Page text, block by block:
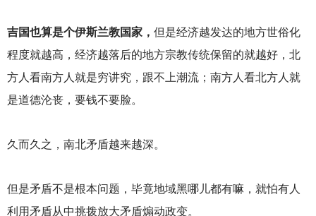
吉国也算是个伊斯兰教国家， 但是经济越发达的地方世俗化
程度就越高，经济越落后的地方宗教传统保留的就越好，北
方人看南方人就是穷讲究，跟不上潮流；南方人看北方人就
是道德沦丧，要钱不要脸。
久而久之，南北矛盾越来越深。
但是矛盾不是根本问题，毕竟地域黑哪儿都有嘛，就怕有人
利用矛盾从中挑拨放大矛盾煽动政变。